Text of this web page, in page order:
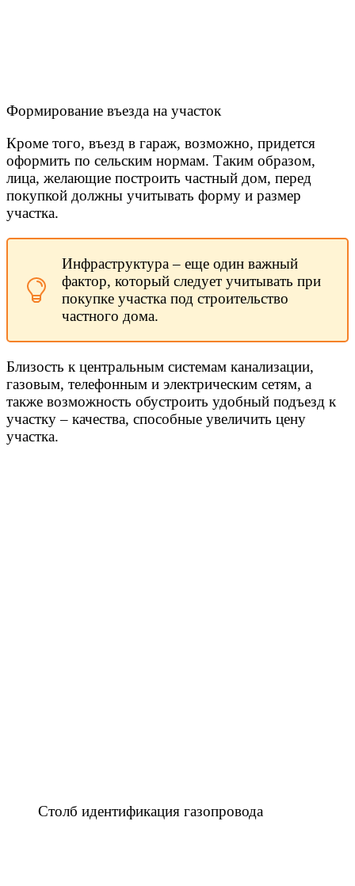
Формирование въезда на участок
Кроме того, въезд в гараж, возможно, придется
оформить по сельским нормам. Таким образом,
лица, желающие построить частный дом, перед
покупкой должны учитывать форму и размер
участка.
Инфраструктура – еще один важный
фактор, который следует учитывать при
покупке участка под строительство
частного дома.
Близость к центральным системам канализации,
газовым, телефонным и электрическим сетям, а
также возможность обустроить удобный подъезд к
участку – качества, способные увеличить цену
участка.
Столб идентификация газопровода